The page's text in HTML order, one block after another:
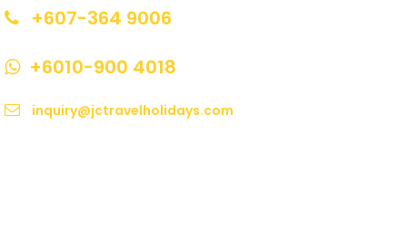
+607-364 9006
+6010-900 4018
inquiry@jctravelholidays.com